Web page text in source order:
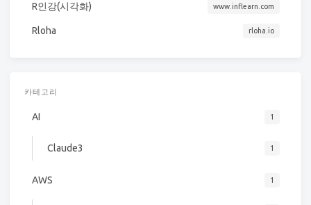
R인강(시각화) www.inflearn.com
Rloha rloha.io
카테고리
AI 1
Claude3 1
AWS 1